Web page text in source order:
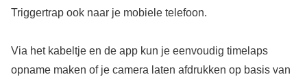
Triggertrap ook naar je mobiele telefoon.
Via het kabeltje en de app kun je eenvoudig timelaps
opname maken of je camera laten afdrukken op basis van